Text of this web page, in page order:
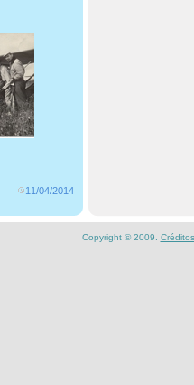
11/04/2014
Copyright © 2009. Créditos